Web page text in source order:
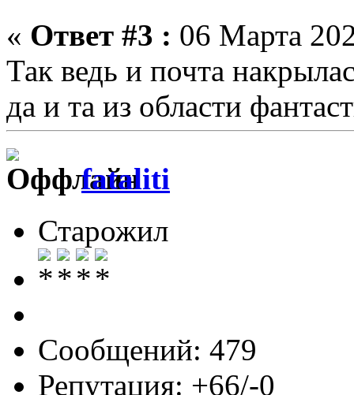
« Ответ #3 : 06 Марта
Так ведь и почта
да и та из области
fataliti
Старожил
Сообщений: 479
Репутация: +66/-0